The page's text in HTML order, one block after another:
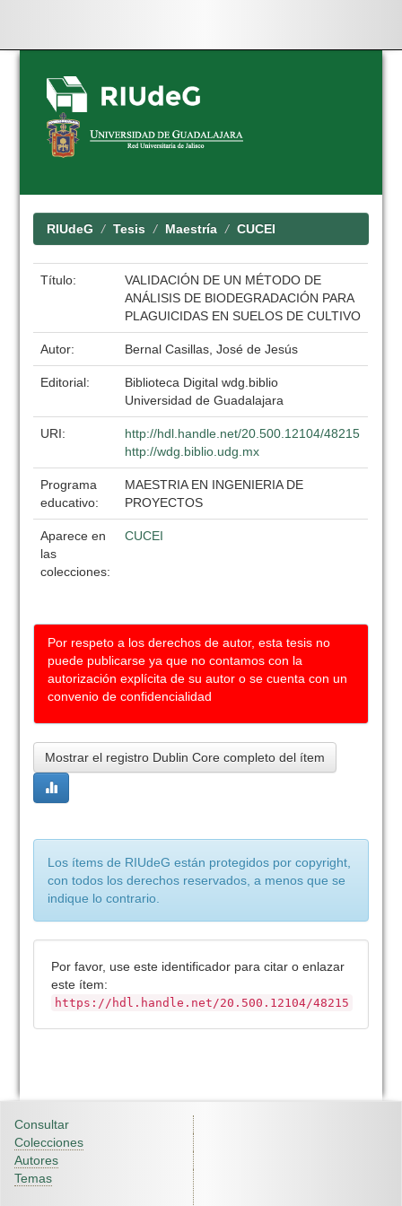
Skip
navigation
RIUdeG Tesis Maestría CUCEI
Título:
VALIDACIÓN DE UN MÉTODO DE
ANÁLISIS DE BIODEGRADACIÓN PARA
PLAGUICIDAS EN SUELOS DE CULTIVO
Autor: Bernal Casillas, José de Jesús
Editorial:
Biblioteca Digital wdg.biblio
Universidad de Guadalajara
URI:
http://hdl.handle.net/20.500.12104/48215
http://wdg.biblio.udg.mx
Programa
educativo:
MAESTRIA EN INGENIERIA DE
PROYECTOS
Aparece en
las
colecciones:
CUCEI
Por respeto a los derechos de autor, esta tesis no
puede publicarse ya que no contamos con la
autorización explícita de su autor o se cuenta con un
convenio de confidencialidad
Mostrar el registro Dublin Core completo del ítem
Los ítems de RIUdeG están protegidos por copyright,
con todos los derechos reservados, a menos que se
indique lo contrario.
Por favor, use este identificador para citar o enlazar
este ítem:
https://hdl.handle.net/20.500.12104/48215
Consultar
Colecciones
Autores
Temas